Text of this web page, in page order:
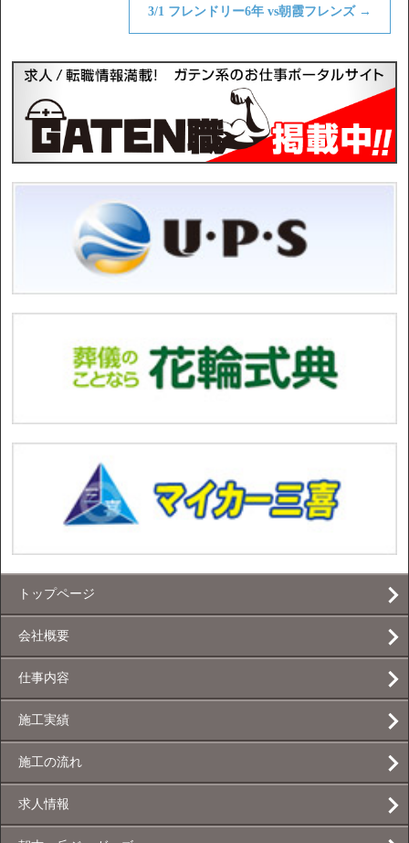
3/1 フレンドリー6年 vs朝霞フレンズ →
トップページ
会社概要
仕事内容
施工実績
施工の流れ
求人情報